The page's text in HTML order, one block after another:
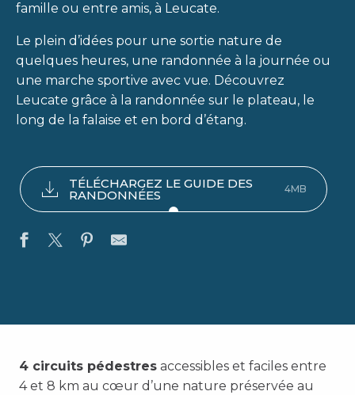
famille ou entre amis, à Leucate.
Le plein d’idées pour une sortie nature de
quelques heures, une randonnée à la journée ou
une marche sportive avec vue. Découvrez
Leucate grâce à la randonnée sur le plateau, le
long de la falaise et en bord d’étang.
TÉLÉCHARGEZ LE GUIDE DES
RANDONNÉES 4MB
4 circuits pédestres accessibles et faciles entre
4 et 8 km au cœur d’une nature préservée au